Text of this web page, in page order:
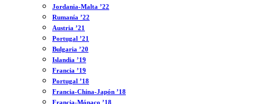
Jordania-Malta ’22
Rumanía ’22
Austria ’21
Portugal ’21
Bulgaria ’20
Islandia ’19
Francia ’19
Portugal ’18
Francia-China-Japón ’18
Francia-Mónaco ’18